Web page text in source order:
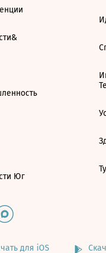
Юг
для iOS